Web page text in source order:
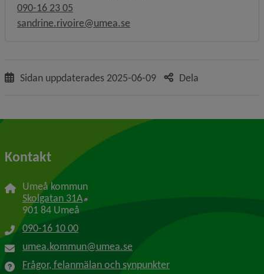
090-16 23 05
sandrine.rivoire@umea.se
Sidan uppdaterades 2025-06-09 Dela
Kontakt
Umeå kommun
Skolgatan 31A Länk till annan webbplats, öppnas i nytt
901 84 Umeå
090-16 10 00
umea.kommun@umea.se
Frågor, felanmälan och synpunkter